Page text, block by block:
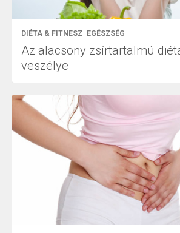
DIÉTA & FITNESZ EGÉSZSÉG
Az alacsony zsírtartalmú
veszélye